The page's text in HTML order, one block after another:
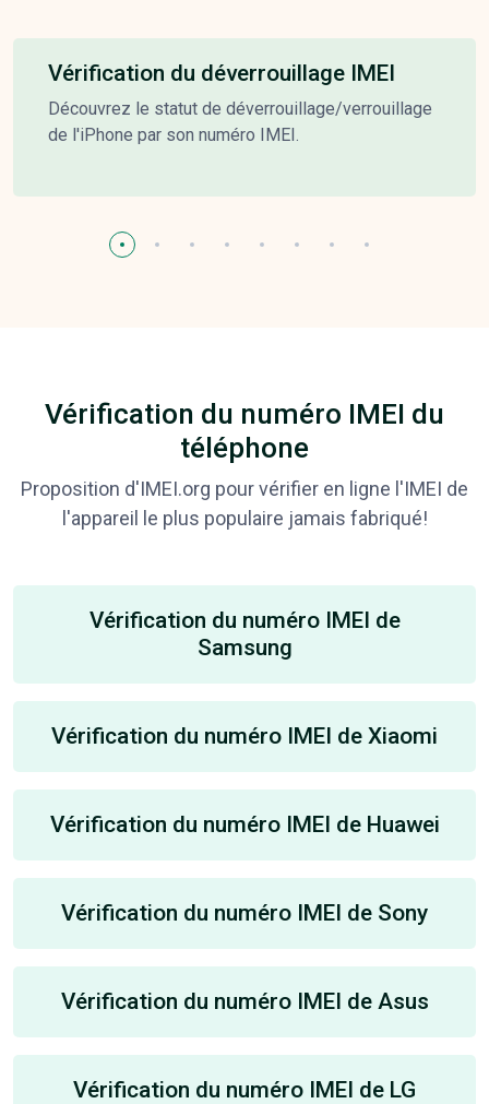
Vérification du déverrouillage IMEI
Découvrez le statut de déverrouillage/verrouillage
de l'iPhone par son numéro IMEI.
Vérification du numéro IMEI du
téléphone
Proposition d'IMEI.org pour vérifier en ligne l'IMEI de
l'appareil le plus populaire jamais fabriqué!
Vérification du numéro IMEI de
Samsung
Vérification du numéro IMEI de Xiaomi
Vérification du numéro IMEI de Huawei
Vérification du numéro IMEI de Sony
Vérification du numéro IMEI de Asus
Vérification du numéro IMEI de LG